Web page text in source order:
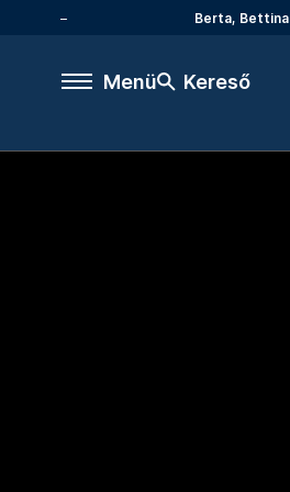
Berta, Bettina
Menü Kereső